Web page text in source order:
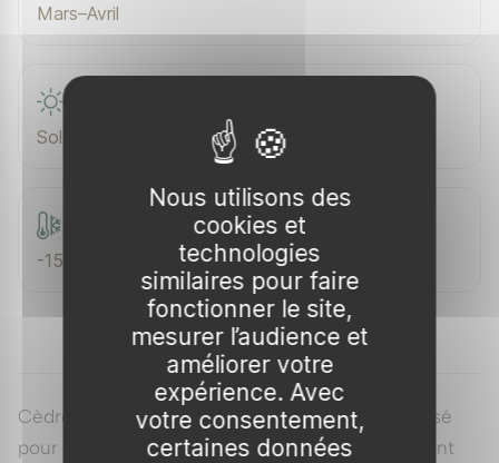
Mars–Avril
Soleil
-15 °C
Cèdre de l'Atlas est un conifère majestueux, prisé
pour son allure élancée et son feuillage persistant
Nous utilisons des
cookies et
technologies
similaires pour faire
fonctionner le site,
mesurer l’audience et
améliorer votre
expérience. Avec
votre consentement,
certaines données